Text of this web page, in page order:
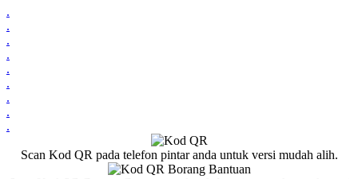
.
.
.
.
.
.
.
.
.
Scan Kod QR pada telefon pintar anda untuk versi mudah alih.